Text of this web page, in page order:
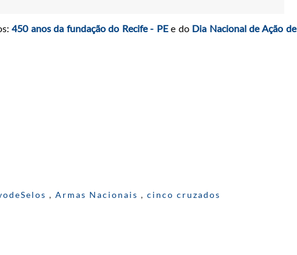
450 anos da fundação do Recife - PEe do Dia Nacional de Ação de
,Armas Nacionais,cinco cruzados